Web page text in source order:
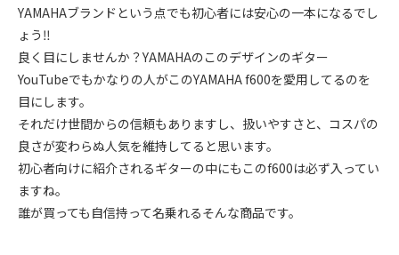
YAMAHAブランドという点でも初心者には安心の一本になるでし
ょう‼︎
良く目にしませんか？YAMAHAのこのデザインのギター
YouTubeでもかなりの人がこのYAMAHA f600を愛用してるのを
目にします。
それだけ世間からの信頼もありますし、扱いやすさと、コスパの
良さが変わらぬ人気を維持してると思います。
初心者向けに紹介されるギターの中にもこのf600は必ず入ってい
ますね。
誰が買っても自信持って名乗れるそんな商品です。